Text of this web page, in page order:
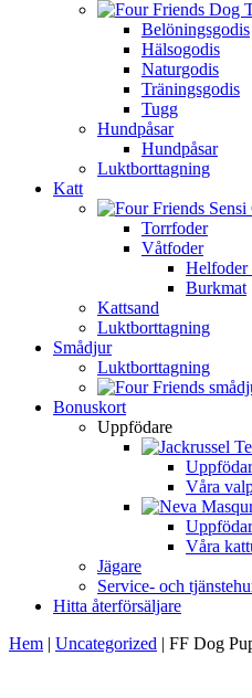
Belöningsgodis
Hälsogodis
Naturgodis
Träningsgodis
Tugg
Hundpåsar
Hundpåsar
Luktborttagning
Katt
Torrfoder
Våtfoder
Helfoder
Burkmat
Kattsand
Luktborttagning
Smådjur
Luktborttagning
Bonuskort
Uppfödare
Våra
Våra
Jägare
Service- och
Hitta återförsäljare
Hem | Uncategorized | FF Dog